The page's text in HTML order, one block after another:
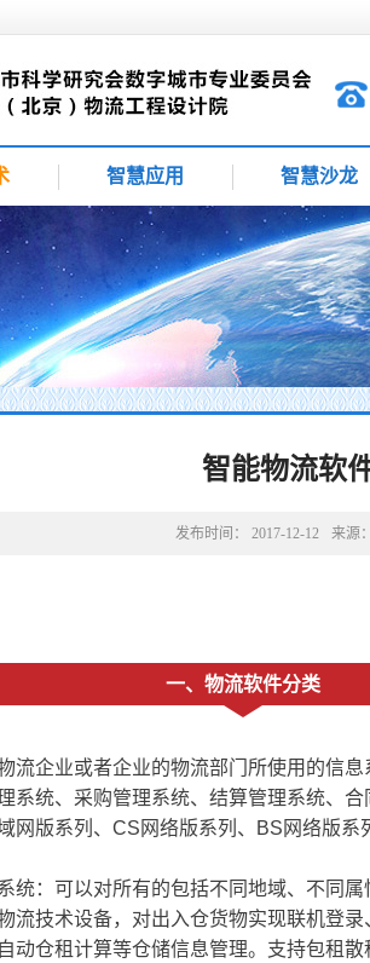
智慧应用 智慧沙龙
智能物流软
发布时间： 2017-12-12 来源：
一、物流软件分类
企业或者企业的物流部门所使用的信息
系统、采购管理系统、结算管理系统、
网版系列、CS网络版系列、BS网络版系
：可以对所有的包括不同地域、不同属
流技术设备，对出入仓货物实现联机登
动仓租计算等仓储信息管理。支持包租